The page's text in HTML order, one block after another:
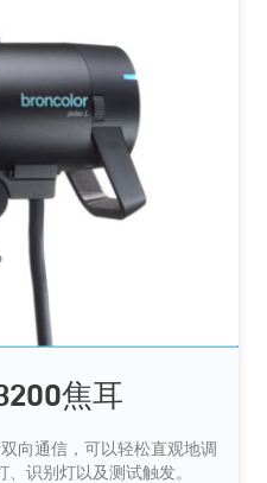
焦耳
向通信，可以轻松直观地调
识别灯以及测试触发。